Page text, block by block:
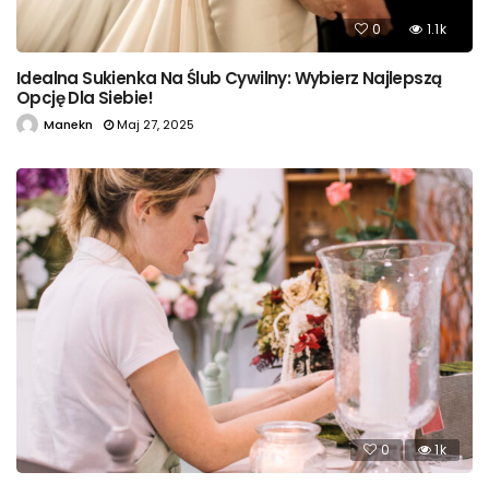
0 1.1k
Idealna Sukienka Na Ślub Cywilny: Wybierz Najlepszą
Opcję Dla Siebie!
Manekn Maj 27, 2025
0 1k